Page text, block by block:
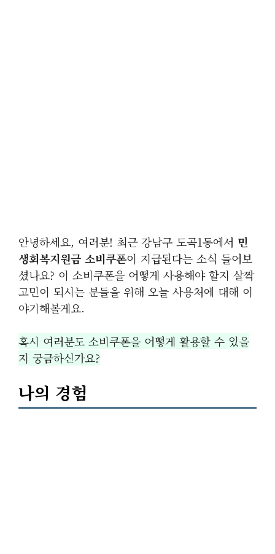
안녕하세요, 여러분! 최근 강남구 도곡1동에서 민
생회복지원금 소비쿠폰이 지급된다는 소식 들어보
셨나요? 이 소비쿠폰을 어떻게 사용해야 할지 살짝
고민이 되시는 분들을 위해 오늘 사용처에 대해 이
야기해볼게요.
혹시 여러분도 소비쿠폰을 어떻게 활용할 수 있을
지 궁금하신가요?
나의 경험